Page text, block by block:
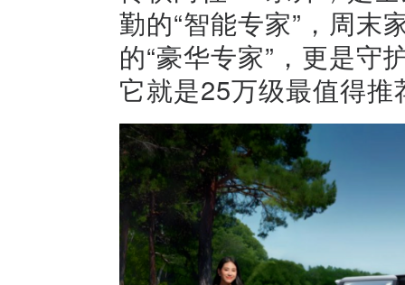
勤的“智能专家”，周末
的“豪华专家”，更是守
它就是25万级最值得